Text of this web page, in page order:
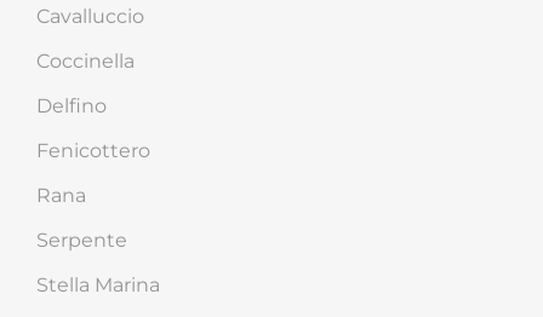
Cavalluccio
Coccinella
Delfino
Fenicottero
Rana
Serpente
Stella Marina